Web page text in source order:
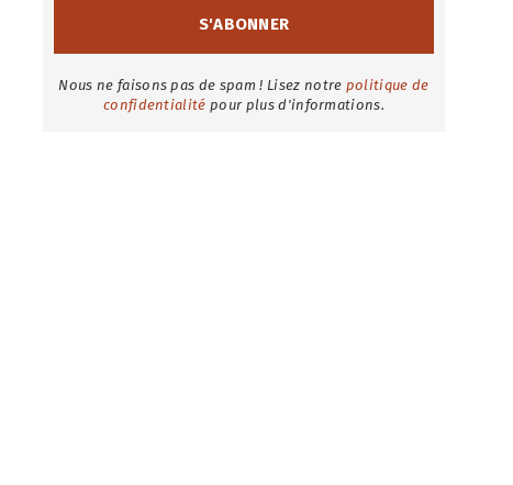
Nous ne faisons pas de spam ! Lisez notre politique de
confidentialité pour plus d'informations.